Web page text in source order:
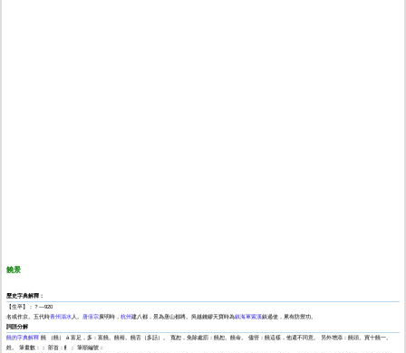
饒景
歷史字典解釋：
【生卒】：？—920
名或作京。五代時青州淄水 人。 唐僖宗廣明時， 杭州建八都，景為唐山都將。吳越錢鏐天寶時為鎮海軍紫溪鎮遏使，累有防禦功。
詞語分解
饒的字典解釋 饒 （饒） á 富足，多：富饒。饒裕。饒舌（多話）。 寬恕，免除處罰：饒恕。饒命。 儘管：饒這樣，他還不同意。 另外增添：饒頭。買十饒一。
姓。 筆畫數：； 部首：飠； 筆順編號：